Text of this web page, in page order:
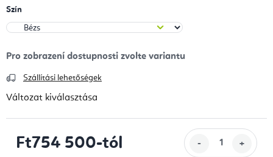
Szín
Szállítási lehetőségek
Változat kiválasztása
Ft754 500-tól